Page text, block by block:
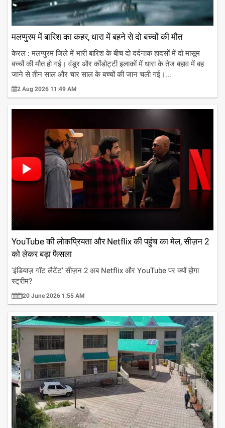
मलप्पुरम में बारिश का कहर, धारा में बहने से दो बच्चों की मौत
केरल : मलप्पुरम जिले में भारी बारिश के बीच दो दर्दनाक हादसों में दो मासूम
बच्चों की मौत हो गई। वंडूर और कोंडोट्टी इलाकों में धारा के तेज बहाव में बह
जाने से तीन साल और चार साल के बच्चों की जान चली गई।...
2 Aug 2026 11:49 AM
YouTube की लोकप्रियता और Netflix की पहुंच का मेल, सीज़न 2
को लेकर बड़ा फैसला
'इंडियाज़ गॉट लैटेंट' सीज़न 2 अब Netflix और YouTube पर क्यों होगा
स्ट्रीम?
20 June 2026 1:55 AM